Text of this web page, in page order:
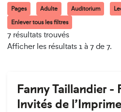
Pages Adulte Auditorium
Enlever tous les filtres
7 résultats trouvés
Afficher les résultats 1 à 7 de 7.
Fanny Taillandier -
Invités de